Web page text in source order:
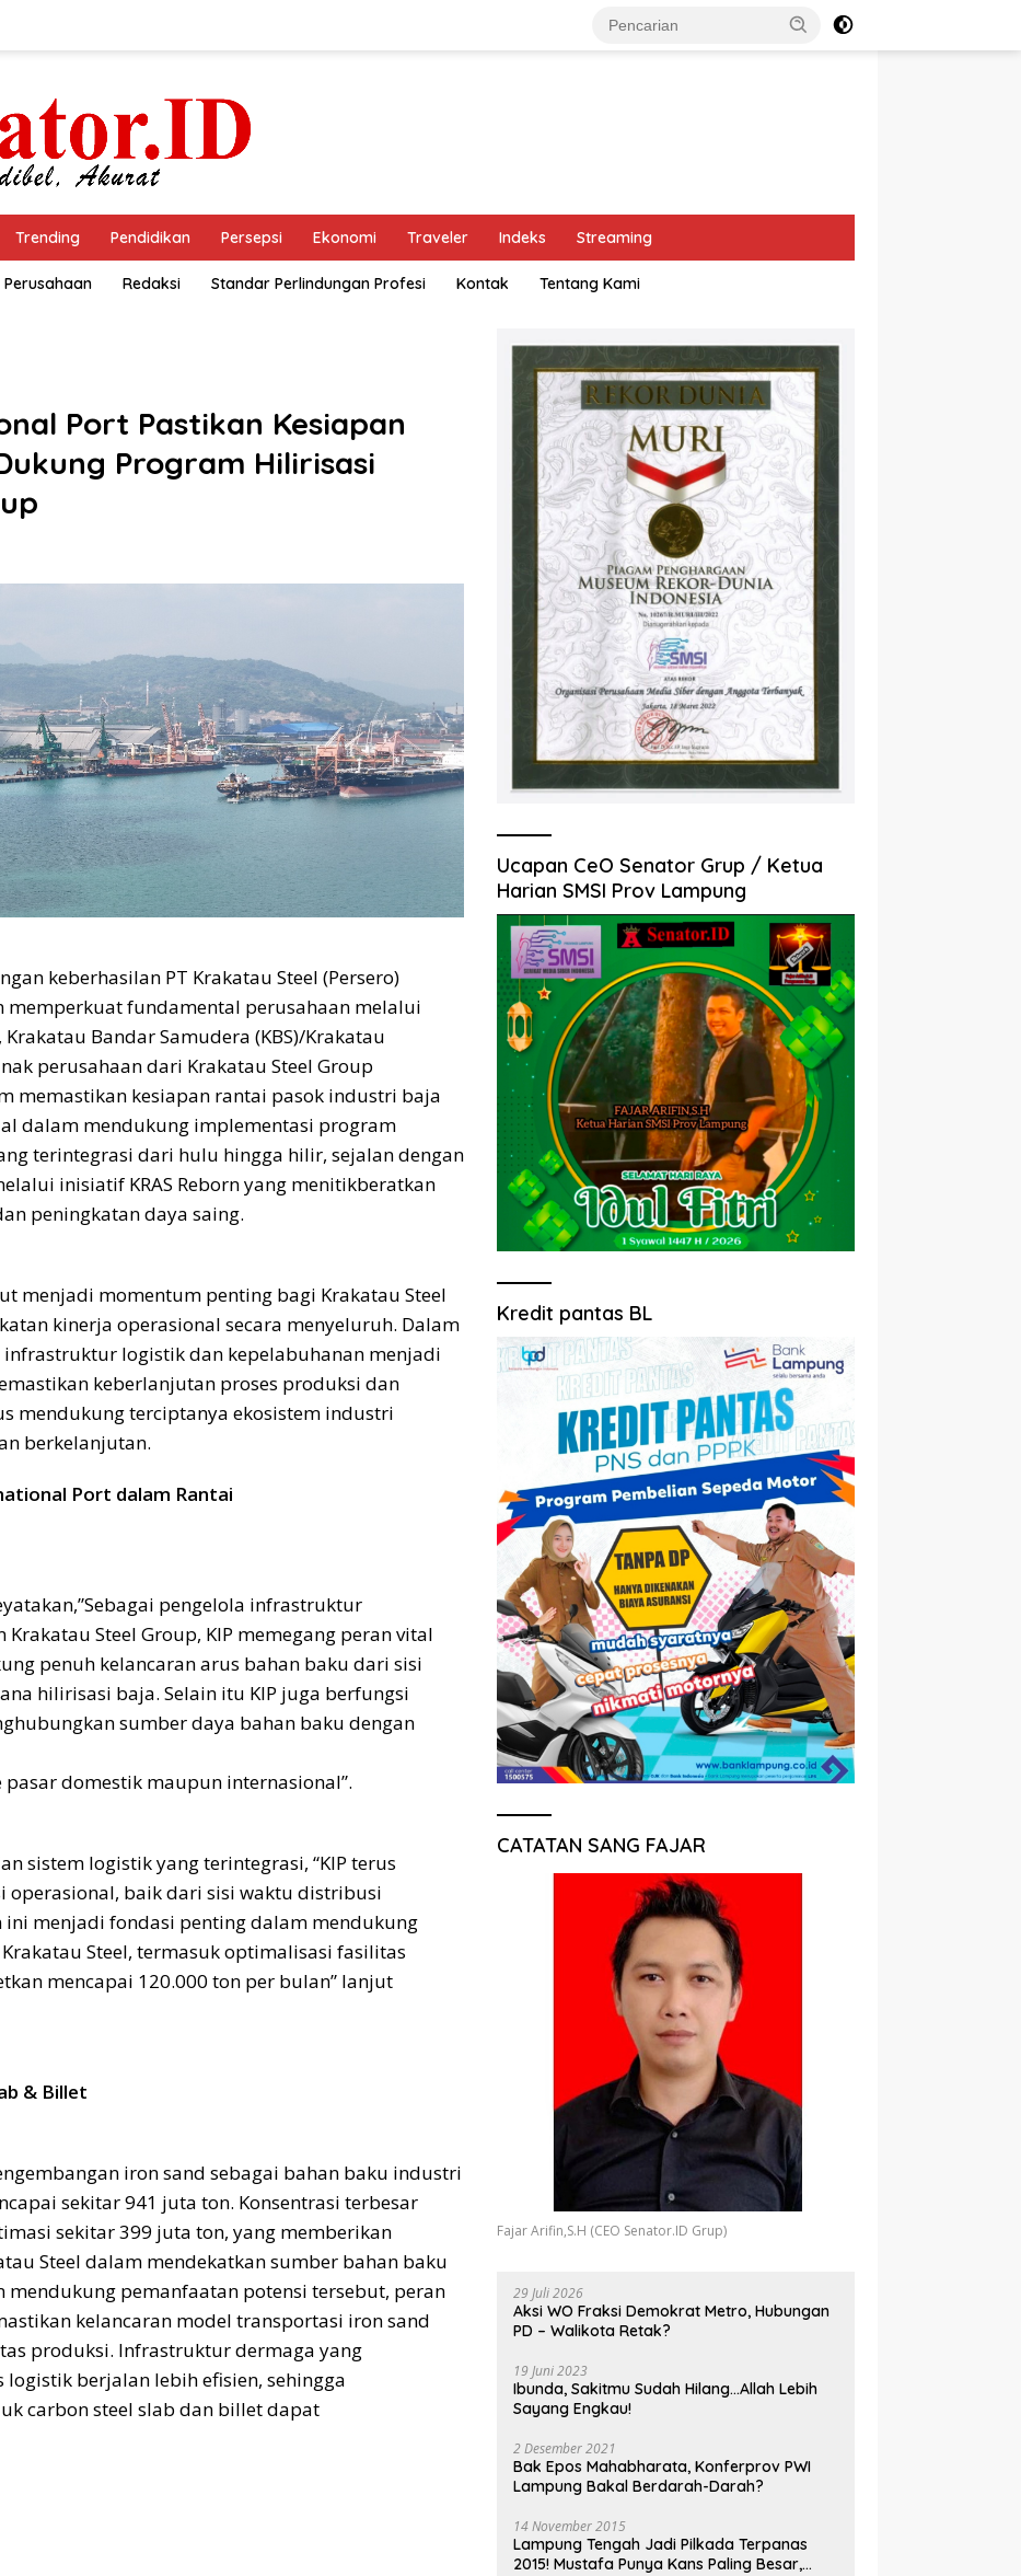
Trending Pendidikan Persepsi Ekonomi Traveler Indeks Streaming
Redaksi Standar Perlindungan Profesi Kontak Tentang Kami
Port Pastikan Kesiapan
Program Hilirisasi
keberhasilan PT Krakatau Steel (Persero)
memperkuat fundamental perusahaan melalui
Bandar Samudera (KBS)/Krakatau
perusahaan dari Krakatau Steel Group
memastikan kesiapan rantai pasok industri baja
dalam mendukung implementasi program
terintegrasi dari hulu hingga hilir, sejalan dengan
inisiatif KRAS Reborn yang menitikberatkan
peningkatan daya saing.
menjadi momentum penting bagi Krakatau Steel
kinerja operasional secara menyeluruh. Dalam
infrastruktur logistik dan kepelabuhanan menjadi
keberlanjutan proses produksi dan
mendukung terciptanya ekosistem industri
berkelanjutan.
Port dalam Rantai
pengelola infrastruktur
Steel Group, KIP memegang peran vital
penuh kelancaran arus bahan baku dari sisi
hilirisasi baja. Selain itu KIP juga berfungsi
sumber daya bahan baku dengan
domestik maupun internasional”.
sistem logistik yang terintegrasi, “KIP terus
operasional, baik dari sisi waktu distribusi
menjadi fondasi penting dalam mendukung
Steel, termasuk optimalisasi fasilitas
mencapai 120.000 ton per bulan” lanjut
& Billet
iron sand sebagai bahan baku industri
sekitar 941 juta ton. Konsentrasi terbesar
sekitar 399 juta ton, yang memberikan
Steel dalam mendekatkan sumber bahan baku
pemanfaatan potensi tersebut, peran
kelancaran model transportasi iron sand
produksi. Infrastruktur dermaga yang
berjalan lebih efisien, sehingga
carbon steel slab dan billet dapat
Ucapan CeO Senator Grup / Ketua
Harian SMSI Prov Lampung
Kredit pantas BL
CATATAN SANG FAJAR
Fajar Arifin,S.H (CEO Senator.ID Grup)
29 Juli 2026
Aksi WO Fraksi Demokrat Metro, Hubungan
PD – Walikota Retak?
19 Juni 2023
Ibunda, Sakitmu Sudah Hilang…Allah Lebih
Sayang Engkau!
2 Desember 2021
Bak Epos Mahabharata, Konferprov PWI
Lampung Bakal Berdarah-Darah?
14 November 2015
Lampung Tengah Jadi Pilkada Terpanas
2015! Mustafa Punya Kans Paling Besar,